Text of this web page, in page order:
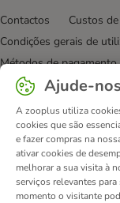
Contactos Custos
Condições gerais de
Métodos de pagamento
Política de privacidade
Declaração de
© zooplus SE2026
Ajude-
A zooplus utiliza
cookies que são
e fazer compras na
ativar cookies de
melhorar a sua visita à
serviços relevantes
momento o visitante